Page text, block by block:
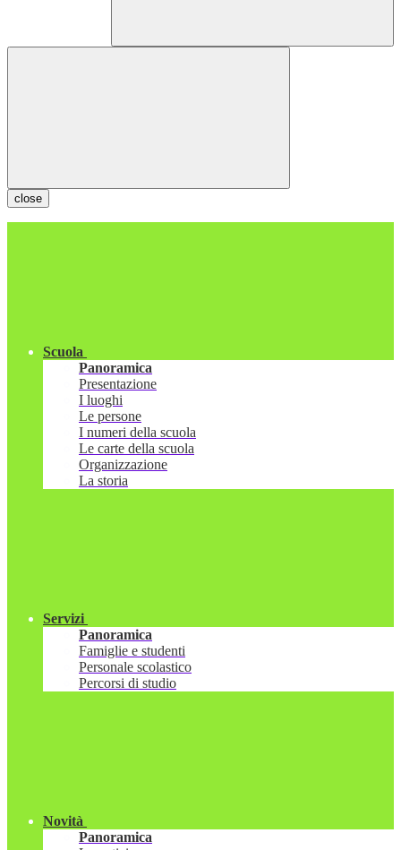
close
Scuola
Panoramica
Presentazione
I luoghi
Le persone
I numeri della scuola
Le carte della scuola
Organizzazione
La storia
Servizi
Panoramica
Famiglie e studenti
Personale scolastico
Percorsi di studio
Novità
Panoramica